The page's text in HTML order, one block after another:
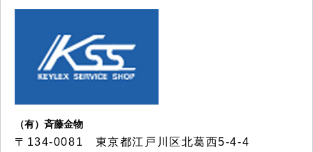
（有）斉藤金物
〒134-0081 東京都江戸川区北葛西5-4-4